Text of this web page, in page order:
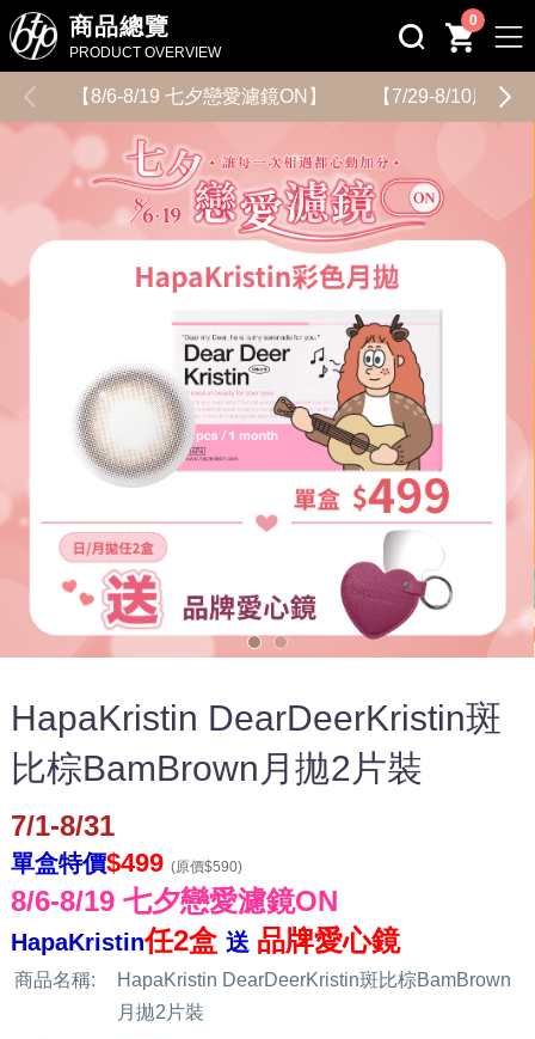
商品總覽
PRODUCT OVERVIEW
0
【8/6-8/19 七夕戀愛濾鏡ON】 【7/29-8/10用健
HapaKristin DearDeerKristin斑
比棕BamBrown月拋2片裝
7/1-8/31
單盒特價$499 (原價$590)
8/6-8/19 七夕戀愛濾鏡ON
HapaKristin任2盒 送 品牌愛心鏡
商品名稱:
HapaKristin DearDeerKristin斑比棕BamBrown
月拋2片裝